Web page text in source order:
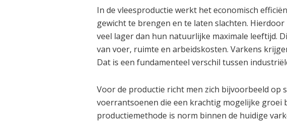
In de vleesproductie werkt het economisch
gewicht te brengen en te laten slachten.
veel lager dan hun natuurlijke maximale leeftijd.
van voer, ruimte en arbeidskosten. Varkens
Dat is een fundamenteel verschil tussen
Voor de productie richt men zich bijvoorbeeld op
voerrantsoenen die een krachtig mogelijke groei
productiemethode is norm binnen de huidige